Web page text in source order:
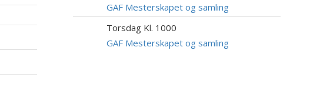
GAF Mesterskapet og samling
Torsdag Kl. 1000
GAF Mesterskapet og samling